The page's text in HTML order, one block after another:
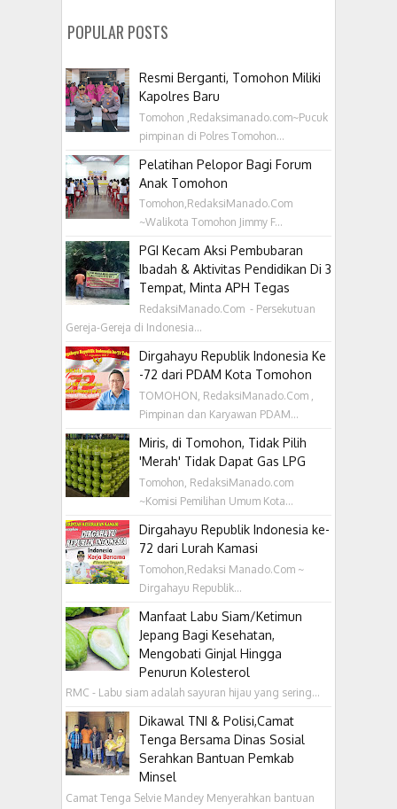
POPULAR POSTS
Resmi Berganti, Tomohon Miliki
Kapolres Baru
Tomohon ,Redaksimanado.com~Pucuk
pimpinan di Polres Tomohon...
Pelatihan Pelopor Bagi Forum
Anak Tomohon
Tomohon,RedaksiManado.Com
~Walikota Tomohon Jimmy F...
PGI Kecam Aksi Pembubaran
Ibadah & Aktivitas Pendidikan Di 3
Tempat, Minta APH Tegas
RedaksiManado.Com - Persekutuan
Gereja-Gereja di Indonesia...
Dirgahayu Republik Indonesia Ke
-72 dari PDAM Kota Tomohon
TOMOHON, RedaksiManado.Com ,
Pimpinan dan Karyawan PDAM...
Miris, di Tomohon, Tidak Pilih
'Merah' Tidak Dapat Gas LPG
Tomohon, RedaksiManado.com
~Komisi Pemilihan Umum Kota...
Dirgahayu Republik Indonesia ke-
72 dari Lurah Kamasi
Tomohon,Redaksi Manado.Com ~
Dirgahayu Republik...
Manfaat Labu Siam/Ketimun
Jepang Bagi Kesehatan,
Mengobati Ginjal Hingga
Penurun Kolesterol
RMC - Labu siam adalah sayuran hijau yang sering...
Dikawal TNI & Polisi,Camat
Tenga Bersama Dinas Sosial
Serahkan Bantuan Pemkab
Minsel
Camat Tenga Selvie Mandey Menyerahkan bantuan